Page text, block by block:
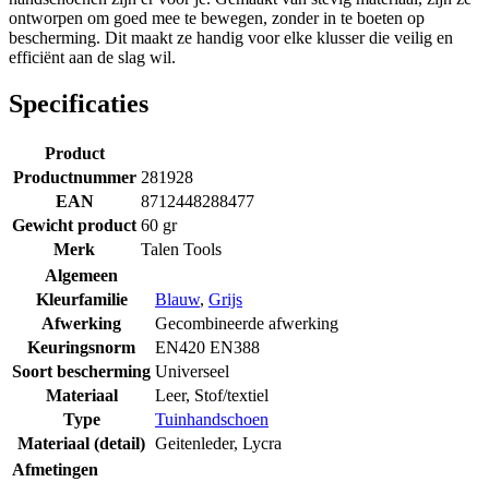
ontworpen om goed mee te bewegen, zonder in te boeten op
bescherming. Dit maakt ze handig voor elke klusser die veilig en
efficiënt aan de slag wil.
Specificaties
Product
Productnummer 281928
EAN
8712448288477
Gewicht product 60 gr
Merk
Talen Tools
Algemeen
Kleurfamilie
Blauw, Grijs
Afwerking
Gecombineerde afwerking
Keuringsnorm
EN420 EN388
Soort bescherming Universeel
Materiaal
Leer, Stof/textiel
Type
Tuinhandschoen
Materiaal (detail) Geitenleder, Lycra
Afmetingen